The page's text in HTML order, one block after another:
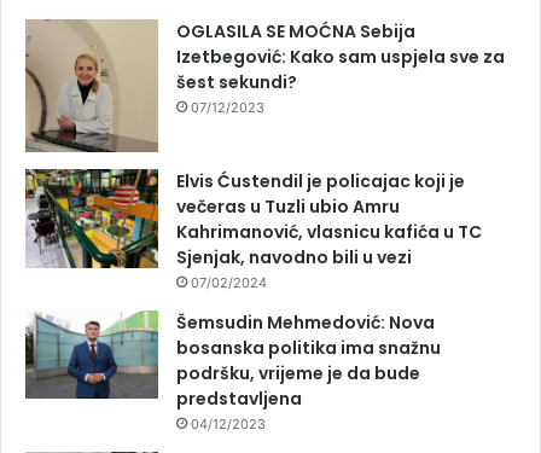
OGLASILA SE MOĆNA Sebija
Izetbegović: Kako sam uspjela sve za
šest sekundi?
07/12/2023
Elvis Ćustendil je policajac koji je
večeras u Tuzli ubio Amru
Kahrimanović, vlasnicu kafića u TC
Sjenjak, navodno bili u vezi
07/02/2024
Šemsudin Mehmedović: Nova
bosanska politika ima snažnu
podršku, vrijeme je da bude
predstavljena
04/12/2023